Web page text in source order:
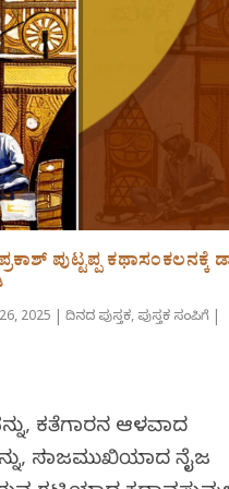
ಪುಟ್ಟಪ್ಪ ಕಥಾಸಂಕಲನಕ್ಕೆ
2025 |ದಿನದ ಪುಸ್ತಕ, ಪುಸ್ತಕ ಸಂಪಿಗೆ
ಕತೆಗಾರನ ಆಳವಾದ
ಸಮಾಜಮುಖಿಯಾದ ನೈಜ